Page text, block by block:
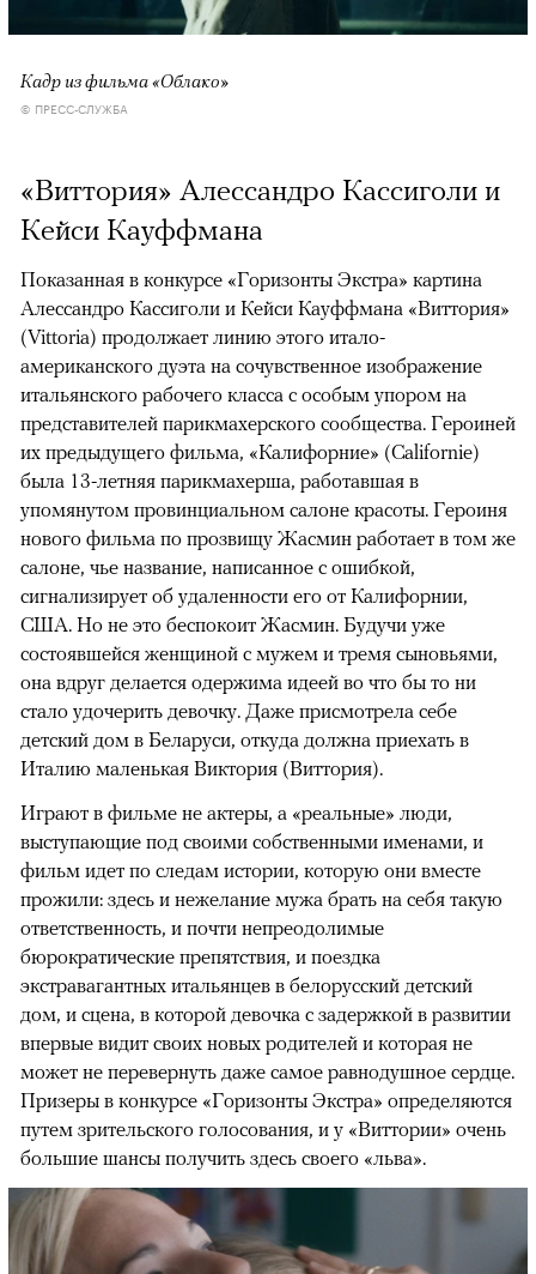
Кадр из фильма «Облако»
© ПРЕСС-СЛУЖБА
«Виттория» Алессандро Кассиголи и
Кейси Кауффмана
Показанная в конкурсе «Горизонты Экстра» картина
Алессандро Кассиголи и Кейси Кауффмана «Виттория»
(Vittoria) продолжает линию этого итало-
американского дуэта на сочувственное изображение
итальянского рабочего класса с особым упором на
представителей парикмахерского сообщества. Героиней
их предыдущего фильма, «Калифорние» (Californie)
была 13-летняя парикмахерша, работавшая в
упомянутом провинциальном салоне красоты. Героиня
нового фильма по прозвищу Жасмин работает в том же
салоне, чье название, написанное с ошибкой,
сигнализирует об удаленности его от Калифорнии,
США. Но не это беспокоит Жасмин. Будучи уже
состоявшейся женщиной с мужем и тремя сыновьями,
она вдруг делается одержима идеей во что бы то ни
стало удочерить девочку. Даже присмотрела себе
детский дом в Беларуси, откуда должна приехать в
Италию маленькая Виктория (Виттория).
Играют в фильме не актеры, а «реальные» люди,
выступающие под своими собственными именами, и
фильм идет по следам истории, которую они вместе
прожили: здесь и нежелание мужа брать на себя такую
ответственность, и почти непреодолимые
бюрократические препятствия, и поездка
экстравагантных итальянцев в белорусский детский
дом, и сцена, в которой девочка с задержкой в развитии
впервые видит своих новых родителей и которая не
может не перевернуть даже самое равнодушное сердце.
Призеры в конкурсе «Горизонты Экстра» определяются
путем зрительского голосования, и у «Виттории» очень
большие шансы получить здесь своего «льва».